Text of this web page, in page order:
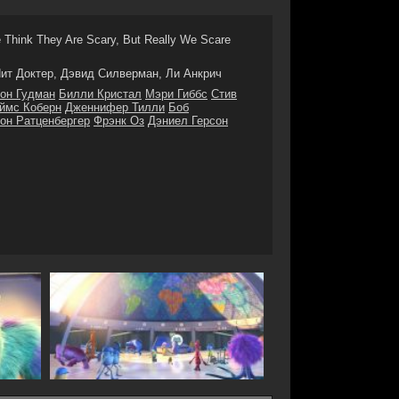
Think They Are Scary, But Really We Scare
Доктер, Дэвид Силверман, Ли Анкрич
Гудман Билли Кристал Мэри Гиббс Стив
Коберн Дженнифер Тилли Боб
Ратценбергер Фрэнк Оз Дэниел Герсон